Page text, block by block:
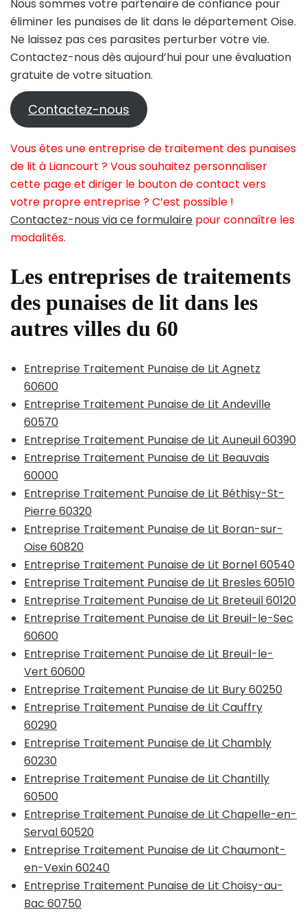
Nous sommes votre partenaire de confiance pour
éliminer les punaises de lit dans le département Oise.
Ne laissez pas ces parasites perturber votre vie.
Contactez-nous dès aujourd’hui pour une évaluation
gratuite de votre situation.
Contactez-nous
Vous êtes une entreprise de traitement des punaises
de lit à Liancourt ? Vous souhaitez personnaliser
cette page et diriger le bouton de contact vers
votre propre entreprise ? C’est possible !
Contactez-nous via ce formulaire pour connaître les
modalités.
Les entreprises de traitements
des punaises de lit dans les
autres villes du 60
Entreprise Traitement Punaise de Lit Agnetz
60600
Entreprise Traitement Punaise de Lit Andeville
60570
Entreprise Traitement Punaise de Lit Auneuil 60390
Entreprise Traitement Punaise de Lit Beauvais
60000
Entreprise Traitement Punaise de Lit Béthisy-St-
Pierre 60320
Entreprise Traitement Punaise de Lit Boran-sur-
Oise 60820
Entreprise Traitement Punaise de Lit Bornel 60540
Entreprise Traitement Punaise de Lit Bresles 60510
Entreprise Traitement Punaise de Lit Breteuil 60120
Entreprise Traitement Punaise de Lit Breuil-le-Sec
60600
Entreprise Traitement Punaise de Lit Breuil-le-
Vert 60600
Entreprise Traitement Punaise de Lit Bury 60250
Entreprise Traitement Punaise de Lit Cauffry
60290
Entreprise Traitement Punaise de Lit Chambly
60230
Entreprise Traitement Punaise de Lit Chantilly
60500
Entreprise Traitement Punaise de Lit Chapelle-en-
Serval 60520
Entreprise Traitement Punaise de Lit Chaumont-
en-Vexin 60240
Entreprise Traitement Punaise de Lit Choisy-au-
Bac 60750